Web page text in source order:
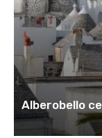
Alberobello